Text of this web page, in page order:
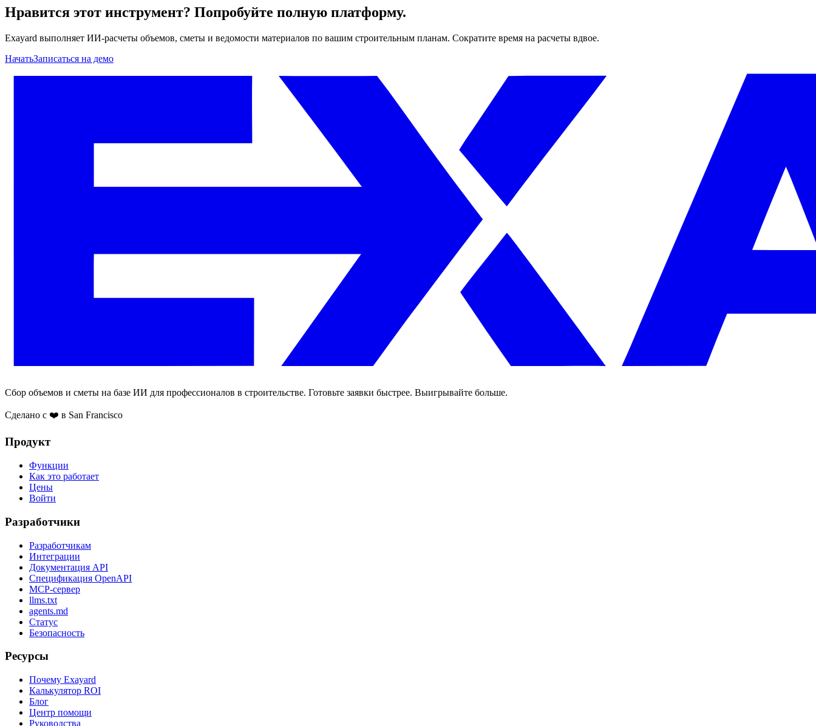
Нравится этот инструмент? Попробуйте полную платформу.
Exayard выполняет ИИ-расчеты объемов, сметы и ведомости материалов по вашим строительным планам. Сократите время на расчеты вдвое.
НачатьЗаписаться на демо
Сбор объемов и сметы на базе ИИ для профессионалов в строительстве. Готовьте заявки быстрее. Выигрывайте больше.
Сделано с ❤️ в San Francisco
Продукт
Функции
Как это работает
Цены
Войти
Разработчики
Разработчикам
Интеграции
Документация API
Спецификация OpenAPI
MCP-сервер
llms.txt
agents.md
Статус
Безопасность
Ресурсы
Почему Exayard
Калькулятор ROI
Блог
Центр помощи
Руководства